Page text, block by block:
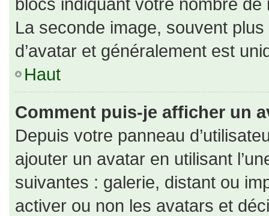
La seconde image, souvent
d’avatar et généralement est
Haut
Comment puis-je afficher un
Depuis votre panneau
ajouter un avatar en utilisant
suivantes : galerie, distant ou
activer ou non les avatars et